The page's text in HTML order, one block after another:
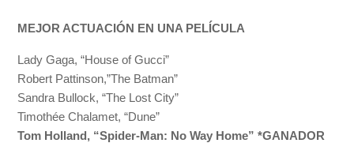
MEJOR ACTUACIÓN EN UNA PELÍCULA
Lady Gaga, “House of Gucci”
Robert Pattinson,”The Batman”
Sandra Bullock, “The Lost City”
Timothée Chalamet, “Dune”
Tom Holland, “Spider-Man: No Way Home” *GANADOR